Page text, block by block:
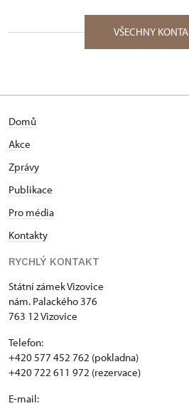
Attingham Summer School
Po absolvování gymnázia
letech 1994 – 1996
Palackého nám. 376/,
VŠECHNY
Domů
Akce
Zprávy
Publikace
Pro média
Kontakty
RYCHLÝ KONTAKT
Státní zámek Vizovice
nám. Palackého 376
763 12 Vizovice
Telefon:
+420 577 452 762 (pokladna)
+420 722 611 972 (rezervace)
E-mail: